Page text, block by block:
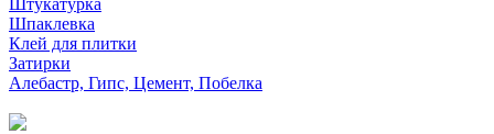
Штукатурка
Шпаклевка
Клей для плитки
Затирки
Алебастр, Гипс, Цемент, Побелка